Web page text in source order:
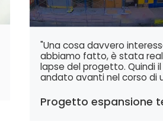
"Una cosa davvero
abbiamo fatto, è stata
lapse del progetto. Quindi
andato avanti nel corso di
Progetto espansione